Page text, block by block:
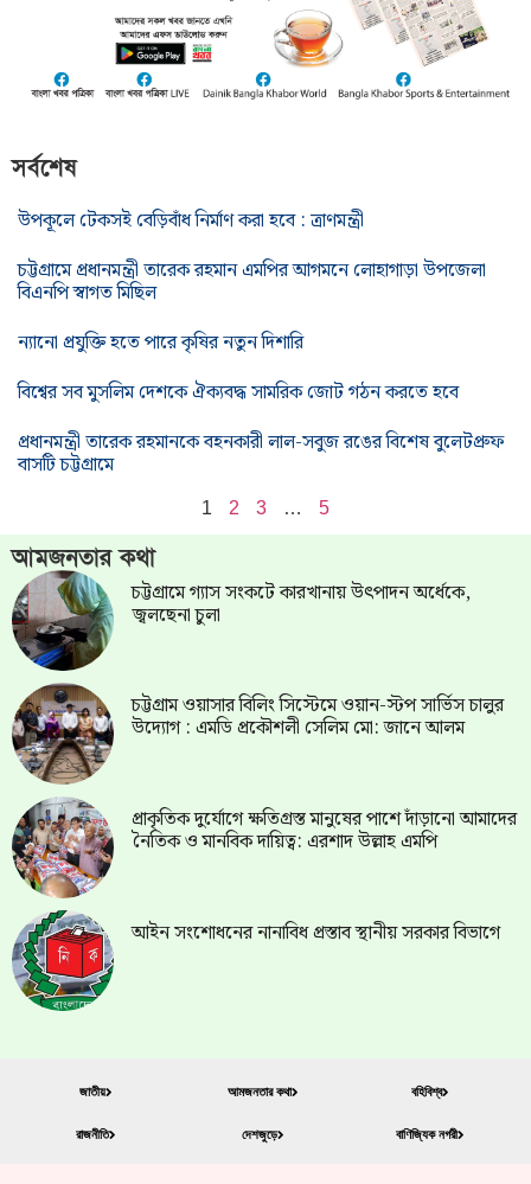
সর্বশেষ
উপকূলে টেকসই বেড়িবাঁধ নির্মাণ করা হবে : ত্রাণমন্ত্রী
চট্টগ্রামে প্রধানমন্ত্রী তারেক রহমান এমপির আগমনে লোহাগাড়া উপজেলা
বিএনপি স্বাগত মিছিল
ন্যানো প্রযুক্তি হতে পারে কৃষির নতুন দিশারি
বিশ্বের সব মুসলিম দেশকে ঐক্যবদ্ধ সামরিক জোট গঠন করতে হবে
প্রধানমন্ত্রী তারেক রহমানকে বহনকারী লাল-সবুজ রঙের বিশেষ বুলেটপ্রুফ
বাসটি চট্টগ্রামে
1 2 3 … 5
আমজনতার কথা
চট্টগ্রামে গ্যাস সংকটে কারখানায় উৎপাদন অর্ধেকে,
জ্বলছেনা চুলা
চট্টগ্রাম ওয়াসার বিলিং সিস্টেমে ওয়ান-স্টপ সার্ভিস চালুর
উদ্যোগ : এমডি প্রকৌশলী সেলিম মো: জানে আলম
প্রাকৃতিক দুর্যোগে ক্ষতিগ্রস্ত মানুষের পাশে দাঁড়ানো আমাদের
নৈতিক ও মানবিক দায়িত্ব: এরশাদ উল্লাহ এমপি
আইন সংশোধনের নানাবিধ প্রস্তাব স্থানীয় সরকার বিভাগে
জাতীয়
রাজনীতি
আমজনতার কথা
দেশজুড়ে
বহিবিশ্ব
বাণিজ্যিক নগরী